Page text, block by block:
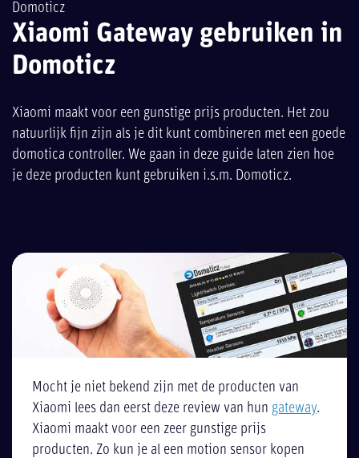
Domoticz
Xiaomi Gateway gebruiken in
Domoticz
Xiaomi maakt voor een gunstige prijs producten. Het zou
natuurlijk fijn zijn als je dit kunt combineren met een goede
domotica controller. We gaan in deze guide laten zien hoe
je deze producten kunt gebruiken i.s.m. Domoticz.
Mocht je niet bekend zijn met de producten van
Xiaomi lees dan eerst deze review van hun gateway.
Xiaomi maakt voor een zeer gunstige prijs
producten. Zo kun je al een motion sensor kopen